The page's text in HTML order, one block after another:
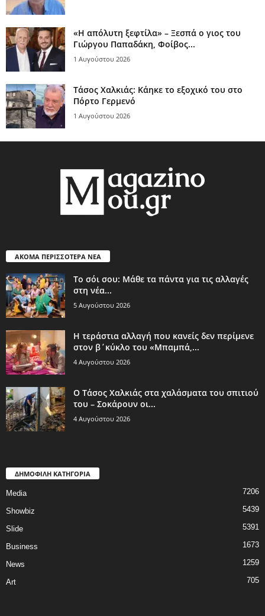
«Η απόλυτη ξεφτίλα» – Ξεσπά ο γιος του
Γιώργου Παπαδάκη, Φοίβος...
1 Αυγούστου 2026
Τάσος Χαλκιάς: Κάηκε το εξοχικό του στο
Πόρτο Γερμενό
1 Αυγούστου 2026
ΑΚΟΜΑ ΠΕΡΙΣΣΟΤΕΡΑ ΝΕΑ
Το σόι σου: Μάθε τα πάντα για τις αλλαγές
στη νέα...
5 Αυγούστου 2026
Η τεράστια αλλαγή που κανείς δεν περίμενε
στον β΄κύκλο του «Μπαμπά,...
4 Αυγούστου 2026
Ο Τάσος Χαλκιάς στα χαλάσματα του σπιτιού
του – Σοκάρουν οι...
4 Αυγούστου 2026
ΔΗΜΟΦΙΛΗ ΚΑΤΗΓΟΡΙΑ
Media 7206
Showbiz 5439
Slide 5391
Business 1673
News 1259
Art 705